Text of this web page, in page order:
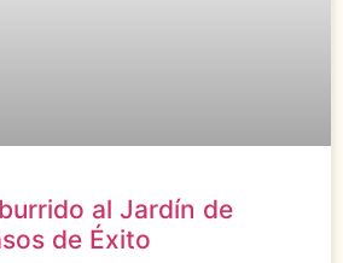
al Jardín de
de Éxito